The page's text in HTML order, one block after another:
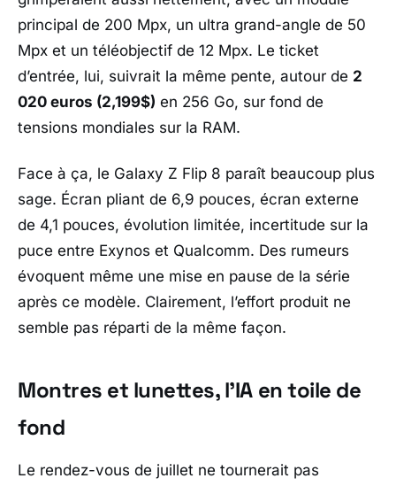
principal de 200 Mpx, un ultra grand-angle de 50
Mpx et un téléobjectif de 12 Mpx. Le ticket
d’entrée, lui, suivrait la même pente, autour de 2
020 euros (2,199$) en 256 Go, sur fond de
tensions mondiales sur la RAM.
Face à ça, le Galaxy Z Flip 8 paraît beaucoup plus
sage. Écran pliant de 6,9 pouces, écran externe
de 4,1 pouces, évolution limitée, incertitude sur la
puce entre Exynos et Qualcomm. Des rumeurs
évoquent même une mise en pause de la série
après ce modèle. Clairement, l’effort produit ne
semble pas réparti de la même façon.
Montres et lunettes, l’IA en toile de
fond
Le rendez-vous de juillet ne tournerait pas